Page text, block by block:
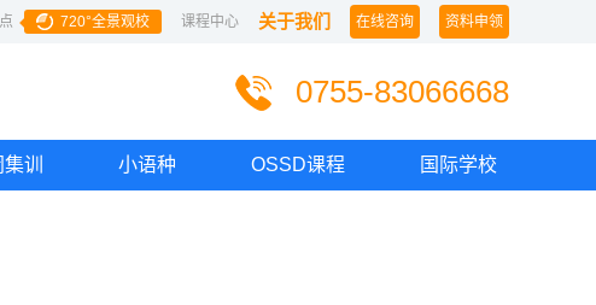
资料申领
在线咨询
关于我们
课程中心
720°全景观校
0755-83066668
训 小语种 OSSD课程 国际学校